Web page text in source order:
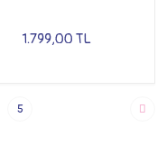
1.799,00 TL
5